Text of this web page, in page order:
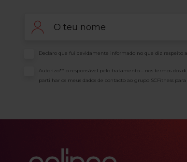
Consentimento
Declaro que fui devidamente informado no que diz respeito
Consentimento
Autorizo** o responsável pelo tratamento – nos termos dos
partilhar os meus dados de contacto ao grupo SCFitness